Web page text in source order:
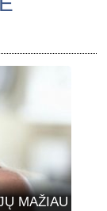
MAŽIAU